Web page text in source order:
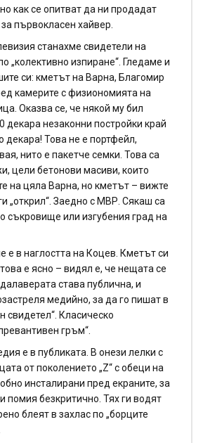
как се опитват да ни продадат
първокласен хайвер.
станахме свидетели на
„колективно изпиране“. Гледаме и
си: кметът на Варна, Благомир
камерите с физиономията на
Оказва се, че някой му бил
декара незаконни постройки край
декара! Това не е портфейл,
нито е пакетче семки. Това са
цели бетонови масиви, които
на цяла Варна, но кметът – вижте
„открил“. Заедно с МВР. Сякаш са
съкровище или изгубения град на
е в наглостта на Коцев. Кметът си
е ясно – видял е, че нещата се
става публична, и
медийно, за да го пишат в
свидетел“. Класическо
гръм“.
е в публиката. В онези лелки с
от поколението „Z“ с обеци на
инсталирани пред екраните, за
помия безкритично. Тях ги водят
блеят в захлас по „борците